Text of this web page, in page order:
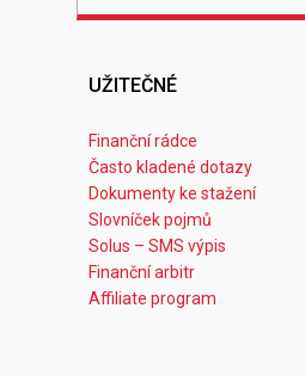
UŽITEČNÉ
Finanční rádce
Často kladené dotazy
Dokumenty ke stažení
Slovníček pojmů
Solus – SMS výpis
Finanční arbitr
Affiliate program